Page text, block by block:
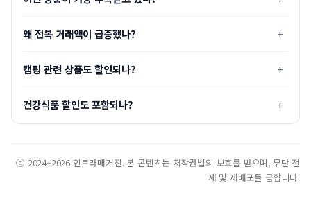
왜 전복 거래액이 급증했나?
캠핑 관련 상품도 할인되나?
건강식품 할인도 포함되나?
ⓒ 2024–2026 인트라매거진. 본 콘텐츠는 저작권법의 보호를 받으며, 무단 전
재 및 재배포를 금합니다.